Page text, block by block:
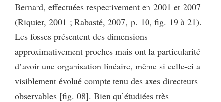
Bernard, effectuées respectivement en 2001 et 2007
(Riquier, 2001 ; Rabasté, 2007, p. 10, fig. 19 à 21).
Les fosses présentent des dimensions
approximativement proches mais ont la particularité
d’avoir une organisation linéaire, même si celle-ci a
visiblement évolué compte tenu des axes directeurs
observables [fig. 08]. Bien qu’étudiées très